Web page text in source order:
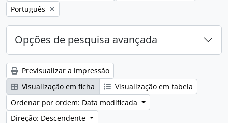
Remover filtro:
Português
Opções de pesquisa avançada
Previsualizar a impressão
Visualização em ficha
Visualização em tabela
Ordenar por ordem: Data modificada
Direção: Descendente